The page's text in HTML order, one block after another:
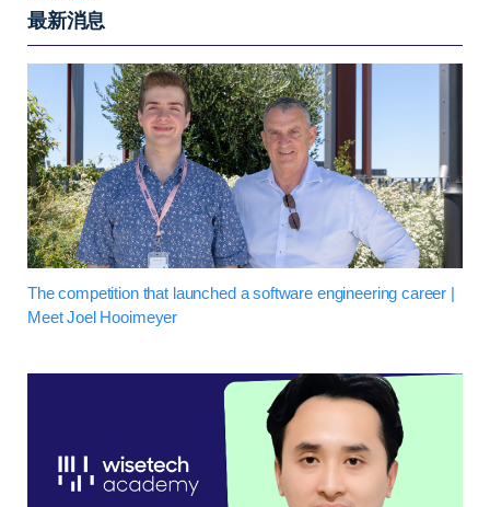
最新消息
The competition that launched a software engineering career |
Meet Joel Hooimeyer